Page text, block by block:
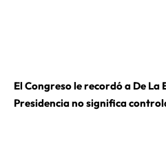
El Congreso le recordó a De La
Presidencia no significa